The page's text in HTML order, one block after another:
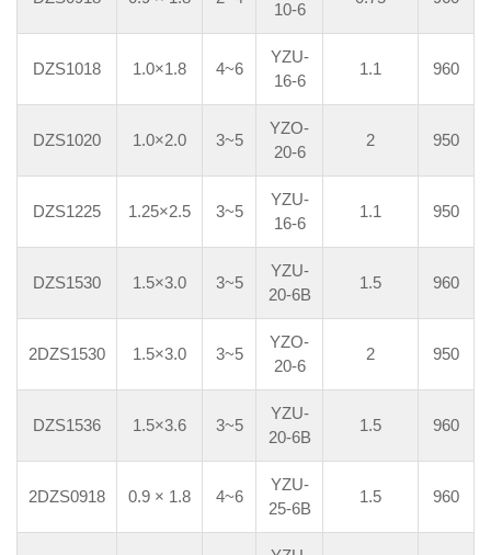
10-6
DZS1018 1.0×1.8 4~6
YZU-
16-6
1.1 960
DZS1020 1.0×2.0 3~5
YZO-
20-6
2 950
DZS1225 1.25×2.5 3~5
YZU-
16-6
1.1 950
DZS1530 1.5×3.0 3~5
YZU-
20-6B
1.5 960
2DZS1530 1.5×3.0 3~5
YZO-
20-6
2 950
DZS1536 1.5×3.6 3~5
YZU-
20-6B
1.5 960
2DZS0918 0.9 × 1.8 4~6
YZU-
25-6B
1.5 960